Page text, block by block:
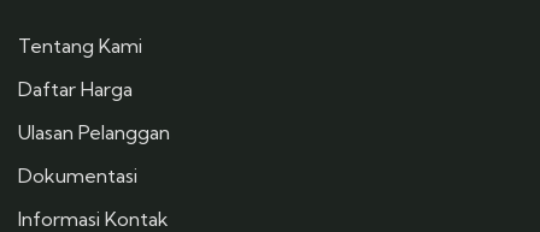
Tentang Kami
Daftar Harga
Ulasan Pelanggan
Dokumentasi
Informasi Kontak